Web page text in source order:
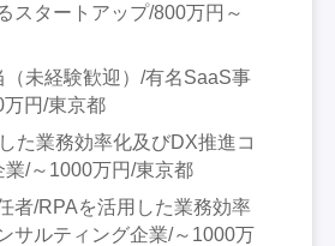
スタートアップ/800万円～
（未経験歓迎）/有名SaaS事
円/東京都
た業務効率化及びDX推進コ
業/～1000万円/東京都
者/RPAを活用した業務効率
サルティング企業/～1000万